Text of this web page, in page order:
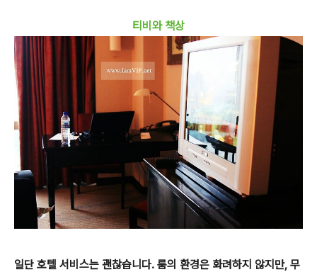
티비와 책상
일단 호텔 서비스는 괜찮습니다. 룸의 환경은 화려하지 않지만, 무